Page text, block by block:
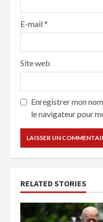
E-mail*
Site web
Enregistrer mon
le navigateur pour
RELATED STORIES